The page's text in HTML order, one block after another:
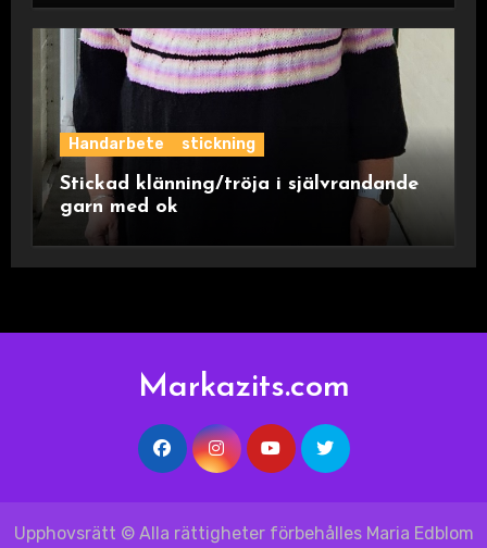
Handarbete stickning
Stickad klänning/tröja i självrandande
garn med ok
Markazits.com
Upphovsrätt © Alla rättigheter förbehålles Maria Edblom